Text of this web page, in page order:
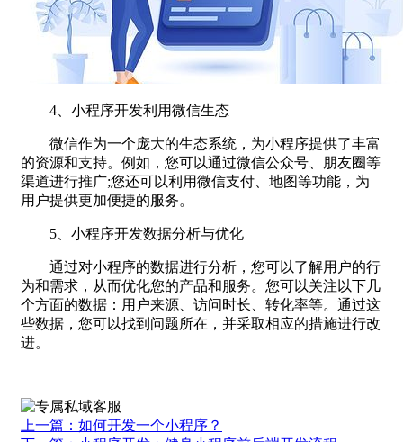
4、小程序开发利用微信生态
微信作为一个庞大的生态系统，为小程序提供了丰富
的资源和支持。例如，您可以通过微信公众号、朋友圈等
渠道进行推广;您还可以利用微信支付、地图等功能，为
用户提供更加便捷的服务。
5、小程序开发数据分析与优化
通过对小程序的数据进行分析，您可以了解用户的行
为和需求，从而优化您的产品和服务。您可以关注以下几
个方面的数据：用户来源、访问时长、转化率等。通过这
些数据，您可以找到问题所在，并采取相应的措施进行改
进。
上一篇：如何开发一个小程序？